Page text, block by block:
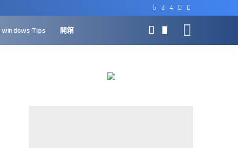
windows Tips 開箱